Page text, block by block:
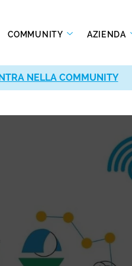
COMMUNITY AZIENDA
NELLA COMMUNITY
NELLA COMMUNITY